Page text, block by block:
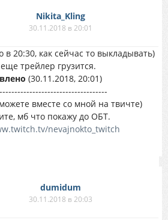
Nikita_Kling
30.11.2018 в 20:01
в 20:30, как сейчас то выкладывать)
трейлер грузится.
(30.11.2018, 20:01)
вместе со мной на твичте)
мб что покажу до ОБТ.
nevajnokto_twitch
dumidum
30.11.2018 в 20:03